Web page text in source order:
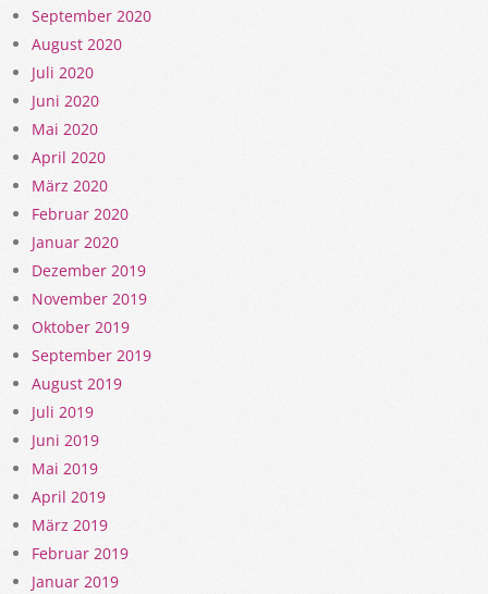
September 2020
August 2020
Juli 2020
Juni 2020
Mai 2020
April 2020
März 2020
Februar 2020
Januar 2020
Dezember 2019
November 2019
Oktober 2019
September 2019
August 2019
Juli 2019
Juni 2019
Mai 2019
April 2019
März 2019
Februar 2019
Januar 2019